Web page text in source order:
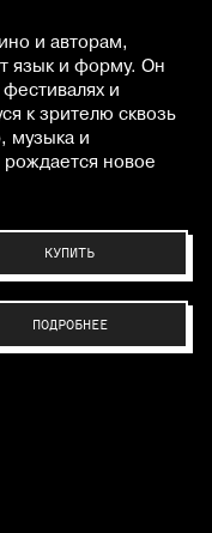
и авторам,
язык и форму. Он
и
к зрителю сквозь
музыка и
новое
КУПИТЬ
ПОДРОБНЕЕ